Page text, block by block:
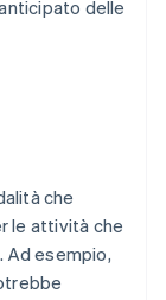
delle
che
le attività che
Ad esempio,